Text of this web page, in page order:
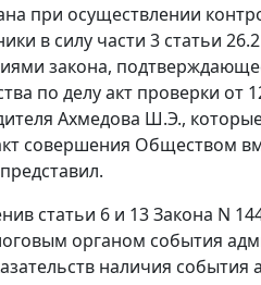
при осуществлении
в силу части 3 статьи 26.2
закона,
по делу акт проверки от
Ахмедова Ш.Э.,
совершения Обществом
статьи 6 и 13Закона N
органом события
наличия события